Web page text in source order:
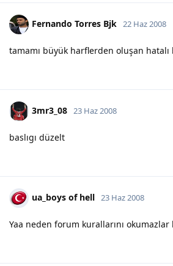
Fernando Torres Bjk 22 Haz 2008
tamamı büyük harflerden oluşan hatalı
3mr3_08 23 Haz 2008
baslıgı düzelt
ua_boys of hell 23 Haz 2008
Yaa neden forum kurallarını okumazlar